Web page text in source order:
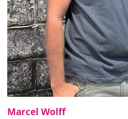
Marcel Wolff